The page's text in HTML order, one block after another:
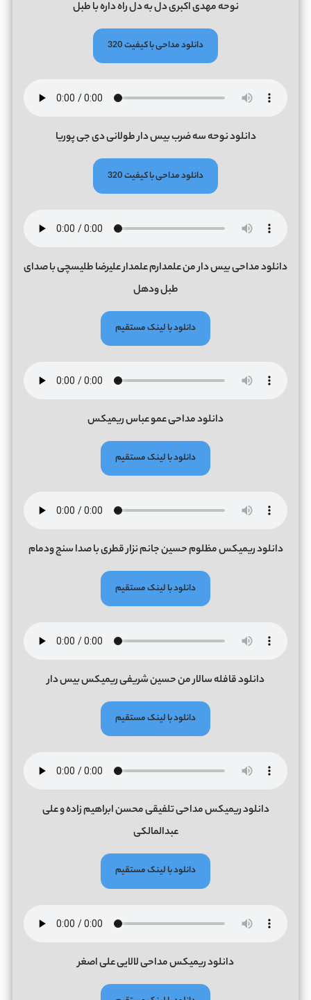
نوحه مهدی اکبری دل به دل راه داره با طبل
دانلود مداحی با کیفیت 320
دانلود نوحه سه ضرب بیس دار طولانی دی جی پوریا
دانلود مداحی با کیفیت 320
دانلود مداحی بیس دار من علمدارم علمدار علیرضا طلیسچی با صدای
طبل ودهل
دانلود با لینک مستقیم
دانلود مداحی عمو عباس ریمیکس
دانلود با لینک مستقیم
دانلود ریمیکس مظلوم حسین جانم نزار قطری با صدا سنج ودمام
دانلود با لینک مستقیم
دانلود قافله سالار من حسین شریفی ریمیکس بیس دار
دانلود با لینک مستقیم
دانلود ریمیکس مداحی تلفیقی محسن ابراهیم زاده و علی
عبدالمالکی
دانلود با لینک مستقیم
دانلود ریمیکس مداحی لالایی علی اصغر